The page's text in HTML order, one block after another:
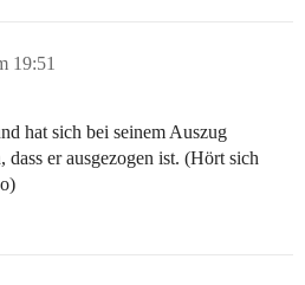
19:51
hat sich bei seinem Auszug
dass er ausgezogen ist. (Hört sich